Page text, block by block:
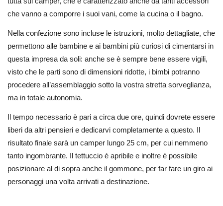
che vanno a comporre i suoi vani, come la cucina o il bagno.
Nella confezione sono incluse le istruzioni, molto dettagliate, che
permettono alle bambine e ai bambini più curiosi di cimentarsi in
questa impresa da soli: anche se è sempre bene essere vigili,
visto che le parti sono di dimensioni ridotte, i bimbi potranno
procedere all’assemblaggio sotto la vostra stretta sorveglianza,
ma in totale autonomia.
Il tempo necessario è pari a circa due ore, quindi dovrete essere
liberi da altri pensieri e dedicarvi completamente a questo. Il
risultato finale sarà un camper lungo 25 cm, per cui nemmeno
tanto ingombrante. Il tettuccio è apribile e inoltre è possibile
posizionare al di sopra anche il gommone, per far fare un giro ai
personaggi una volta arrivati a destinazione.